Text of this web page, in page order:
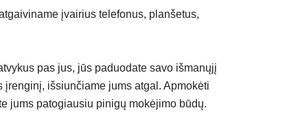
įvairius telefonus, planšetus,
pas jus, jūs paduodate savo išmanųjį
įrenginį, išsiunčiame jums atgal. Apmokėti
jums patogiausiu pinigų mokėjimo būdų.